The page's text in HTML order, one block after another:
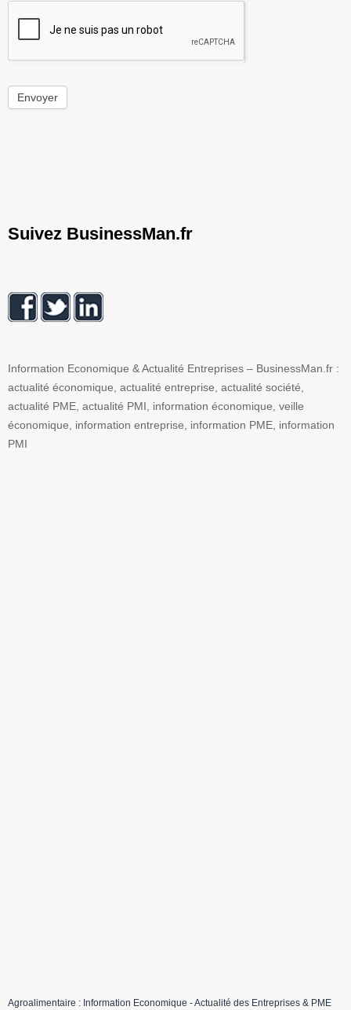
Envoyer
Suivez BusinessMan.fr
Information Economique & Actualité Entreprises – BusinessMan.fr :
actualité économique, actualité entreprise, actualité société,
actualité PME, actualité PMI, information économique, veille
économique, information entreprise, information PME, information
PMI
Agroalimentaire : Information Economique - Actualité des Entreprises & PME